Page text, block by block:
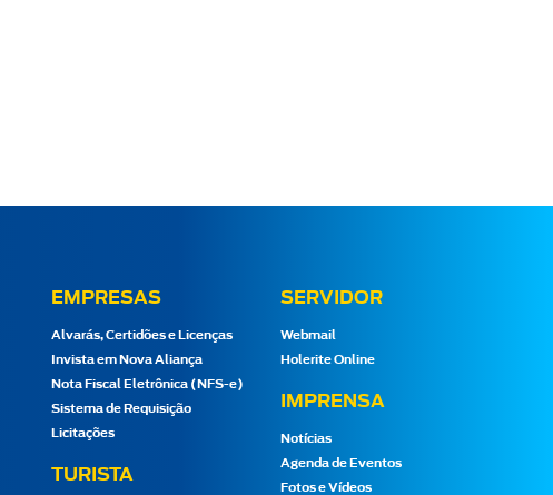
EMPRESAS
Alvarás, Certidões e Licenças
Invista em Nova Aliança
Nota Fiscal Eletrônica (NFS-e)
Sistema de Requisição
Licitações
TURISTA
SERVIDOR
Webmail
Holerite Online
IMPRENSA
Notícias
Agenda de Eventos
Fotos e Vídeos